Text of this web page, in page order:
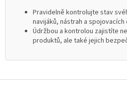
Pravidelně kontrolujte stav
navijáků, nástrah a spojovacích
Údržbou a kontrolou zajistíte
produktů, ale také jejich